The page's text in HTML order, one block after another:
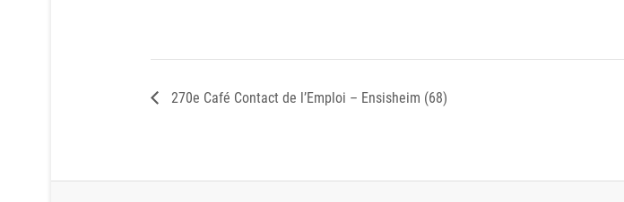
270e Café Contact de l’Emploi – Ensisheim (68)